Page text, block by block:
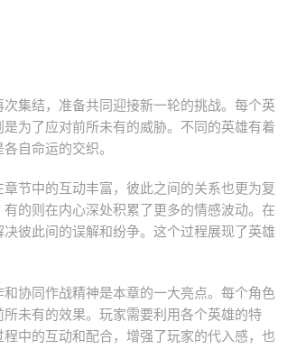
集结，准备共同迎接新一轮的挑战。每个英
为了应对前所未有的威胁。不同的英雄有着
自命运的交织。
节中的互动丰富，彼此之间的关系也更为复
的则在内心深处积累了更多的情感波动。在
彼此间的误解和纷争。这个过程展现了英雄
协同作战精神是本章的一大亮点。每个角色
未有的效果。玩家需要利用各个英雄的特
中的互动和配合，增强了玩家的代入感，也